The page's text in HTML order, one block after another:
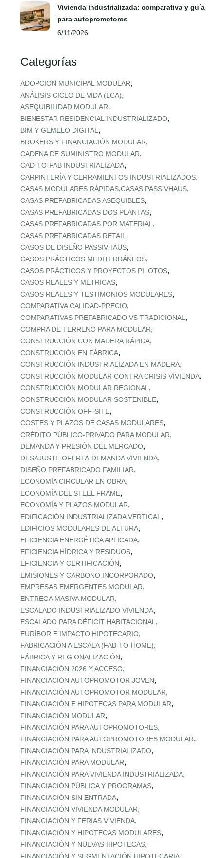
Vivienda industrializada: comparativa y guía
para autopromotores
6/11/2026
Categorías
ADOPCIÓN MUNICIPAL MODULAR,
ANÁLISIS CICLO DE VIDA (LCA),
ASEQUIBILIDAD MODULAR,
BIENESTAR RESIDENCIAL INDUSTRIALIZADO,
BIM Y GEMELO DIGITAL ,
BROKERS Y FINANCIACIÓN MODULAR,
CADENA DE SUMINISTRO MODULAR,
CAD‑TO‑FAB INDUSTRIALIZADA,
CARPINTERÍA Y CERRAMIENTOS INDUSTRIALIZADOS,
CASAS MODULARES RÁPIDAS,CASAS PASSIVHAUS,
CASAS PREFABRICADAS ASEQUIBLES,
CASAS PREFABRICADAS DOS PLANTAS,
CASAS PREFABRICADAS POR MATERIAL ,
CASAS PREFABRICADAS RETAIL ,
CASOS DE DISEÑO PASSIVHAUS,
CASOS PRÁCTICOS MEDITERRÁNEOS,
CASOS PRÁCTICOS Y PROYECTOS PILOTOS,
CASOS REALES Y MÉTRICAS,
CASOS REALES Y TESTIMONIOS MODULARES,
COMPARATIVA CALIDAD‑PRECIO,
COMPARATIVAS PREFABRICADO VS TRADICIONAL ,
COMPRA DE TERRENO PARA MODULAR,
CONSTRUCCIÓN CON MADERA RÁPIDA,
CONSTRUCCIÓN EN FÁBRICA,
CONSTRUCCIÓN INDUSTRIALIZADA EN MADERA,
CONSTRUCCIÓN MODULAR CONTRA CRISIS VIVIENDA,
CONSTRUCCIÓN MODULAR REGIONAL ,
CONSTRUCCIÓN MODULAR SOSTENIBLE,
CONSTRUCCIÓN OFF‑SITE,
COSTES Y PLAZOS DE CASAS MODULARES,
CRÉDITO PÚBLICO‑PRIVADO PARA MODULAR,
DEMANDA Y PRESIÓN DEL MERCADO,
DESAJUSTE OFERTA‑DEMANDA VIVIENDA,
DISEÑO PREFABRICADO FAMILIAR,
ECONOMÍA CIRCULAR EN OBRA,
ECONOMÍA DEL STEEL FRAME,
ECONOMÍA Y PLAZOS MODULAR,
EDIFICACIÓN INDUSTRIALIZADA VERTICAL ,
EDIFICIOS MODULARES DE ALTURA,
EFICIENCIA ENERGÉTICA APLICADA,
EFICIENCIA HÍDRICA Y RESIDUOS,
EFICIENCIA Y CERTIFICACIÓN,
EMISIONES Y CARBONO INCORPORADO,
EMPRESAS EMERGENTES MODULAR,
ENTREGA MASIVA MODULAR,
ESCALADO INDUSTRIALIZADO VIVIENDA,
ESCALADO PARA DÉFICIT HABITACIONAL ,
EURÍBOR E IMPACTO HIPOTECARIO,
FABRICACIÓN A ESCALA (FAB‑TO‑HOME),
FÁBRICA Y REGIONALIZACIÓN,
FINANCIACIÓN 2026 Y ACCESO,
FINANCIACIÓN AUTOPROMOTOR JOVEN,
FINANCIACIÓN AUTOPROMOTOR MODULAR,
FINANCIACIÓN E HIPOTECAS PARA MODULAR,
FINANCIACIÓN MODULAR,
FINANCIACIÓN PARA AUTOPROMOTORES,
FINANCIACIÓN PARA AUTOPROMOTORES MODULAR,
FINANCIACIÓN PARA INDUSTRIALIZADO,
FINANCIACIÓN PARA MODULAR,
FINANCIACIÓN PARA VIVIENDA INDUSTRIALIZADA,
FINANCIACIÓN PÚBLICA Y PROGRAMAS,
FINANCIACIÓN SIN ENTRADA,
FINANCIACIÓN VIVIENDA MODULAR,
FINANCIACIÓN Y FERIAS VIVIENDA,
FINANCIACIÓN Y HIPOTECAS MODULARES,
FINANCIACIÓN Y NUEVAS HIPOTECAS,
FINANCIACIÓN Y SEGMENTACIÓN HIPOTECARIA,